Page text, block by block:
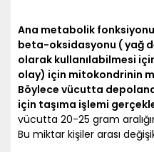
Ana metabolik
beta-oksidasyonu ( yağ
olarak kullanılabilmesi
olay) için mitokondrinin
Böylece vücutta
için taşıma işlemi
vücutta 20-25 gram
Bu miktar kişiler arası